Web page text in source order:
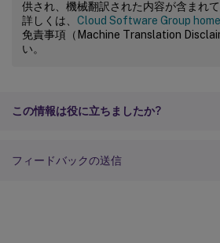
供され、機械翻訳された内容が含まれ
詳しくは、 Cloud Software Group home
免責事項（Machine Translation
い。
この情報は役に立ちましたか?
フィードバックの送信